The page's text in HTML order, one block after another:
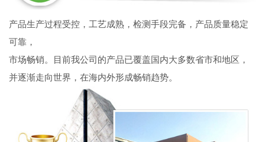
产品生产过程受控，工艺成熟，检测手段完备，产品质量稳定
可靠，
市场畅销。目前我公司的产品已覆盖国内大多数省市和地区，
并逐渐走向世界，在海内外形成畅销趋势。